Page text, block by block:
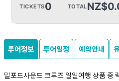
TICKETS0 TOTAL
투어정보 투어일정 예약안내
밀포드사운드 크루즈 일일여행 상품 중